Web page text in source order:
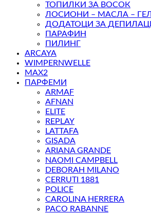
ТОПИЛКИ ЗА ВОСОК
ЛОСИОНИ – МАСЛА – ГЕЛ
ДОДАТОЦИ ЗА
ПАРАФИН
ПИЛИНГ
ARCAYA
WIMPERNWELLE
MAX2
ПАРФЕМИ
ARMAF
AFNAN
ELITE
REPLAY
LATTAFA
GISADA
ARIANA GRANDE
NAOMI CAMPBELL
DEBORAH MILANO
CERRUTI 1881
POLICE
CAROLINA HERRERA
PACO RABANNE